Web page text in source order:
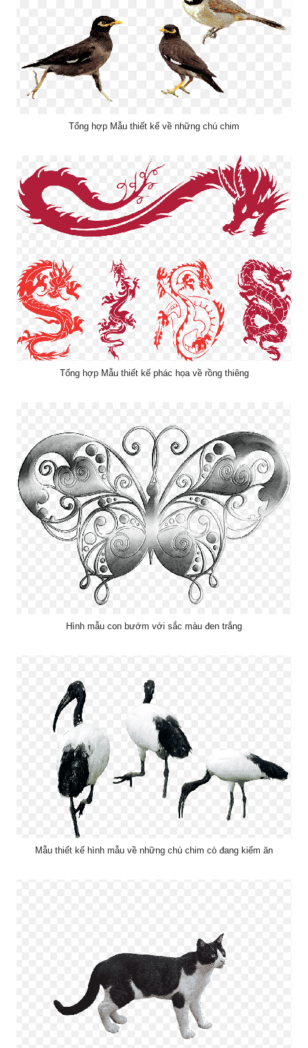
Tổng hợp Mẫu thiết kế về những chú chim
Tổng hợp Mẫu thiết kế phác họa về rồng thiêng
Hình mẫu con bướm với sắc màu đen trắng
Mẫu thiết kế hình mẫu về những chú chim cò đang kiếm ăn